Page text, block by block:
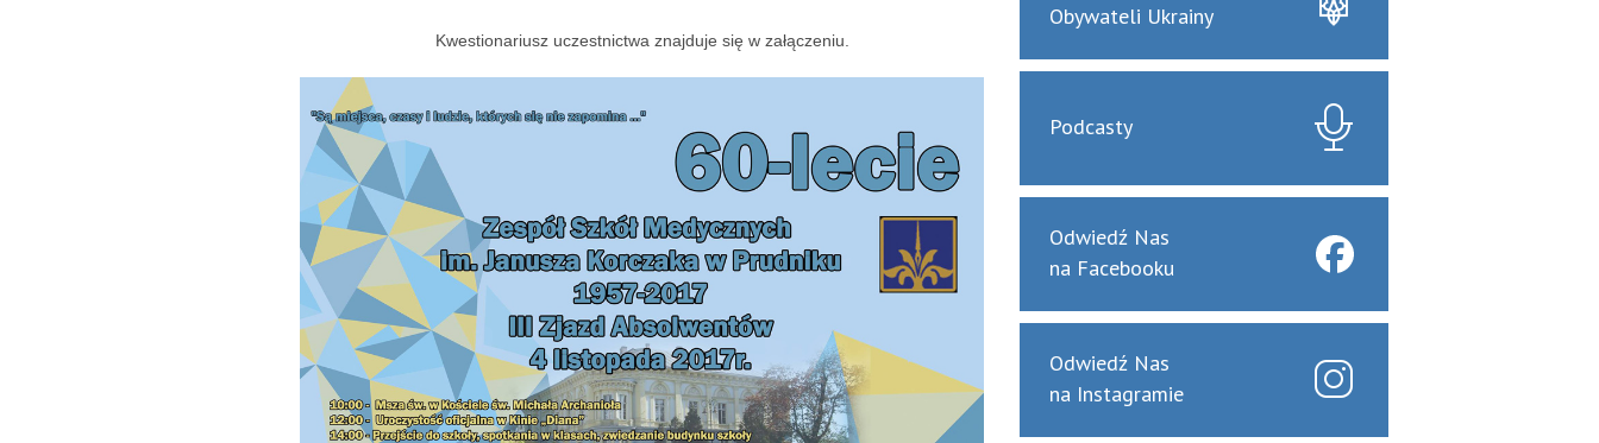
Kwestionariusz uczestnictwa znajduje się w załączeniu.
Obywateli Ukrainy
Podcasty
Odwiedź Nas
na Facebooku
Odwiedź Nas
na Instagramie